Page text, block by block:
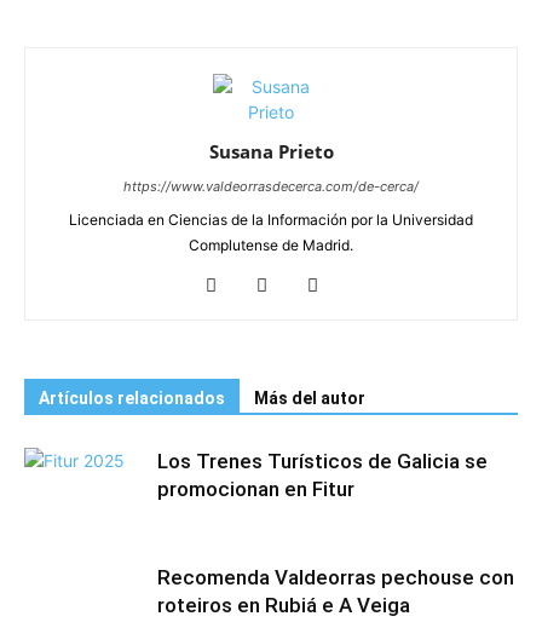
Susana Prieto
https://www.valdeorrasdecerca.com/de-cerca/
Licenciada en Ciencias de la Información por la Universidad
Complutense de Madrid.
Artículos relacionados Más del autor
Los Trenes Turísticos de Galicia se
promocionan en Fitur
Recomenda Valdeorras pechouse con
roteiros en Rubiá e A Veiga